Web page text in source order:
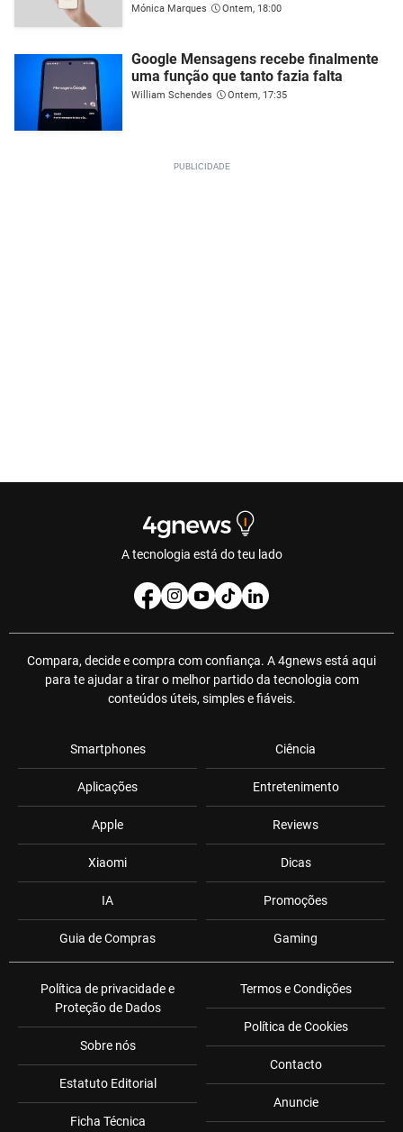
Mónica Marques Ontem, 18:00
Google Mensagens recebe finalmente
uma função que tanto fazia falta
William Schendes Ontem, 17:35
A tecnologia está do teu lado
Compara, decide e compra com confiança. A 4gnews está aqui
para te ajudar a tirar o melhor partido da tecnologia com
conteúdos úteis, simples e fiáveis.
Smartphones
Aplicações
Apple
Xiaomi
IA
Guia de Compras
Ciência
Entretenimento
Reviews
Dicas
Promoções
Gaming
Política de privacidade e
Proteção de Dados
Sobre nós
Estatuto Editorial
Ficha Técnica
Termos e Condições
Política de Cookies
Contacto
Anuncie